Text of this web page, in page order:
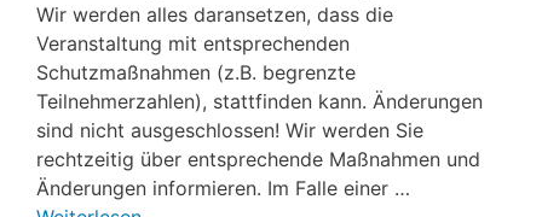
Wir werden alles daransetzen, dass die
Veranstaltung mit entsprechenden
Schutzmaßnahmen (z.B. begrenzte
Teilnehmerzahlen), stattfinden kann. Änderungen
sind nicht ausgeschlossen! Wir werden Sie
rechtzeitig über entsprechende Maßnahmen und
Änderungen informieren. Im Falle einer …